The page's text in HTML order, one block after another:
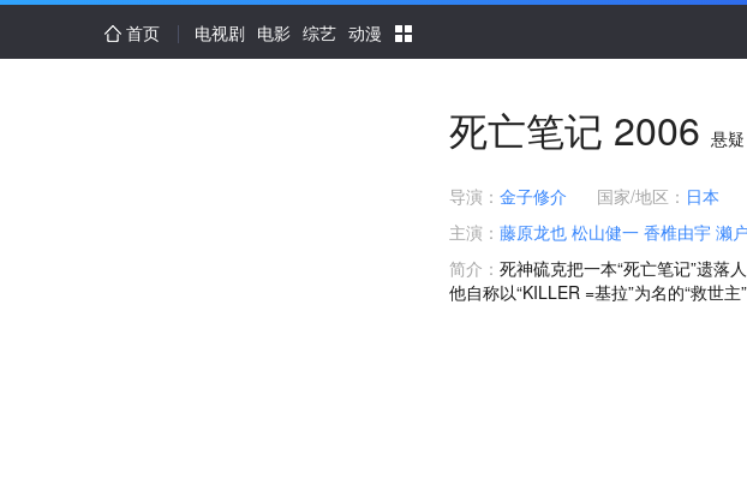
首页 电视剧 电影 综艺 动漫
死亡笔记 2006 悬
导演： 金子修介 国家/地区： 日本
主演： 藤原龙也 松山健一 香椎由宇 濑
简介： 死神硫克把一本“死亡笔记”遗落
他自称以“KILLER =基拉”为名的“救世